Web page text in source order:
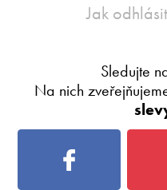
Jak
Sledujte
Na nich